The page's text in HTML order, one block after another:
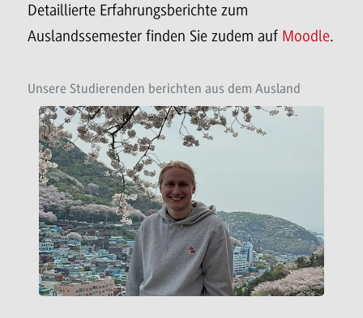
Detaillierte Erfahrungsberichte zum
Auslandssemester finden Sie zudem auf Moodle.
Unsere Studierenden berichten aus dem Ausland